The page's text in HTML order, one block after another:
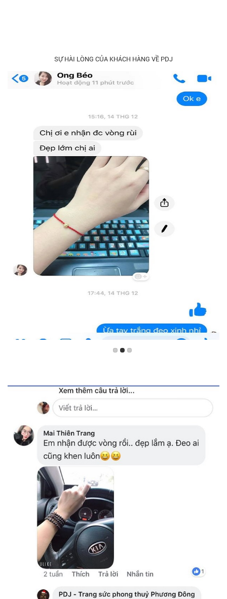
SỰ HÀI LÒNG CỦA KHÁCH HÀNG VỀ PDJ